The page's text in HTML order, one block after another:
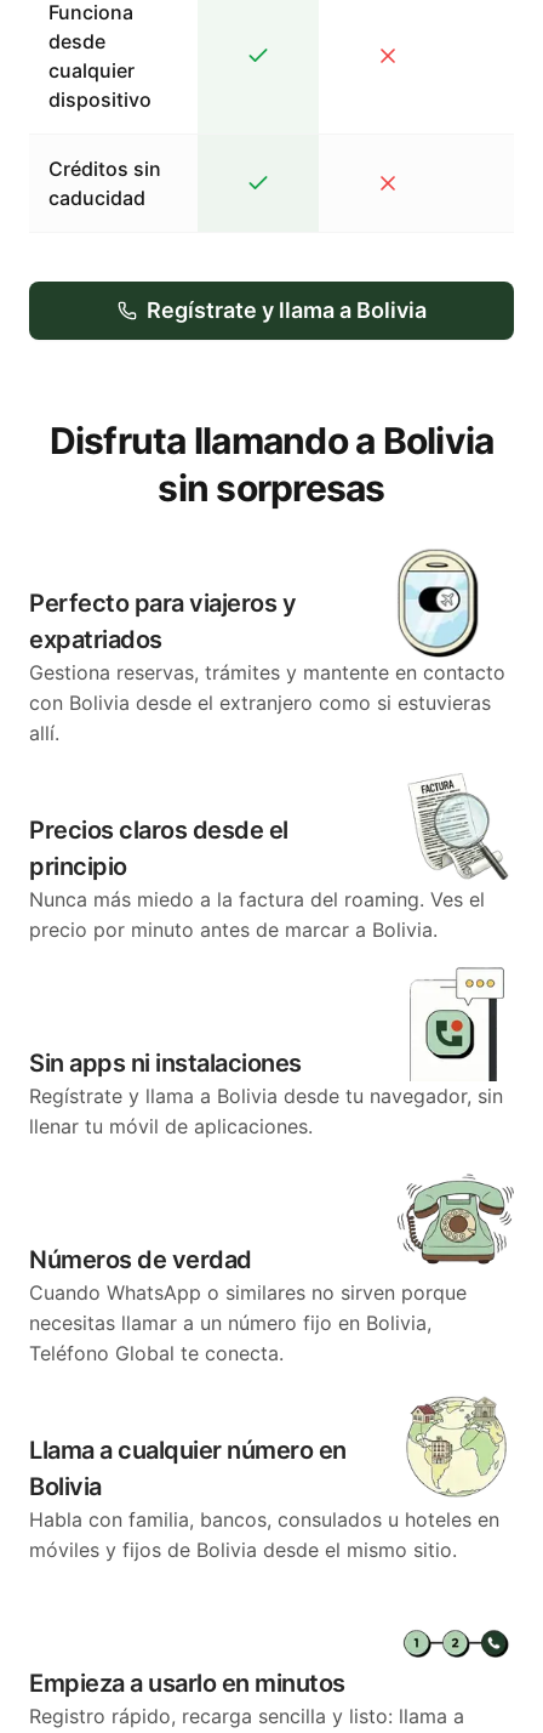
Funciona
desde
cualquier
dispositivo
Créditos sin
caducidad
Regístrate y llama a Bolivia
Disfruta llamando a Bolivia
sin sorpresas
Perfecto para viajeros y
expatriados
Gestiona reservas, trámites y mantente en contacto
con Bolivia desde el extranjero como si estuvieras
allí.
Precios claros desde el
principio
Nunca más miedo a la factura del roaming. Ves el
precio por minuto antes de marcar a Bolivia.
Sin apps ni instalaciones
Regístrate y llama a Bolivia desde tu navegador, sin
llenar tu móvil de aplicaciones.
Números de verdad
Cuando WhatsApp o similares no sirven porque
necesitas llamar a un número fijo en Bolivia,
Teléfono Global te conecta.
Llama a cualquier número en
Bolivia
Habla con familia, bancos, consulados u hoteles en
móviles y fijos de Bolivia desde el mismo sitio.
Empieza a usarlo en minutos
Registro rápido, recarga sencilla y listo: llama a